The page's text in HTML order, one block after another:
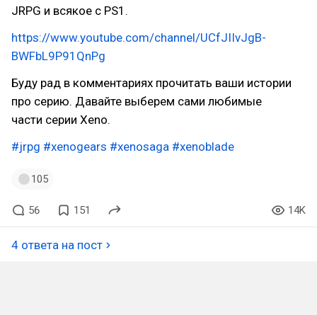
JRPG и всякое с PS1.
https://www.youtube.com/channel/UCfJIIvJgB-
BWFbL9P91QnPg
Буду рад в комментариях прочитать ваши истории
про серию. Давайте выберем сами любимые
части серии Xeno.
#jrpg #xenogears #xenosaga #xenoblade
105
56 151 14K
4 ответа на пост